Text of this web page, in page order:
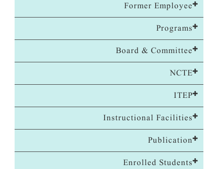
Former Employee
Programs
Board & Committee
NCTE
ITEP
Instructional Facilities
Publication
Enrolled Students